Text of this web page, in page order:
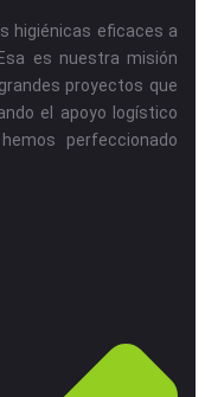
higiénicas eficaces a
es nuestra misión
proyectos que
el apoyo logístico
perfeccionado